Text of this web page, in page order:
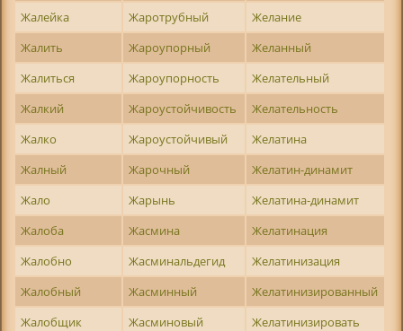
Жалейка
Жаротрубный
Желание
Жалить
Жароупорный
Желанный
Жалиться
Жароупорность
Желательный
Жалкий
Жароустойчивость
Желательность
Жалко
Жароустойчивый
Желатина
Жалный
Жарочный
Желатин-динамит
Жало
Жарынь
Желатина-динамит
Жалоба
Жасмина
Желатинация
Жалобно
Жасминальдегид
Желатинизация
Жалобный
Жасминный
Желатинизированный
Жалобщик
Жасминовый
Желатинизировать